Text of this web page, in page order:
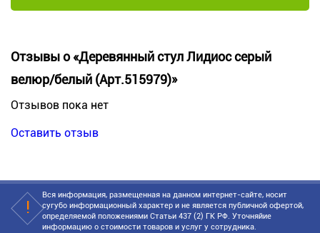
Отзывы о «Деревянный стул Лидиос серый
велюр/белый (Арт.515979)»
Отзывов пока нет
Оставить отзыв
Вся информация, размещенная на данном интернет-сайте, носит
сугубо информационный характер и не является публичной офертой,
определяемой положениями Статьи 437 (2) ГК РФ. Уточняйие
информацию о стоимости товаров и услуг у сотрудника.